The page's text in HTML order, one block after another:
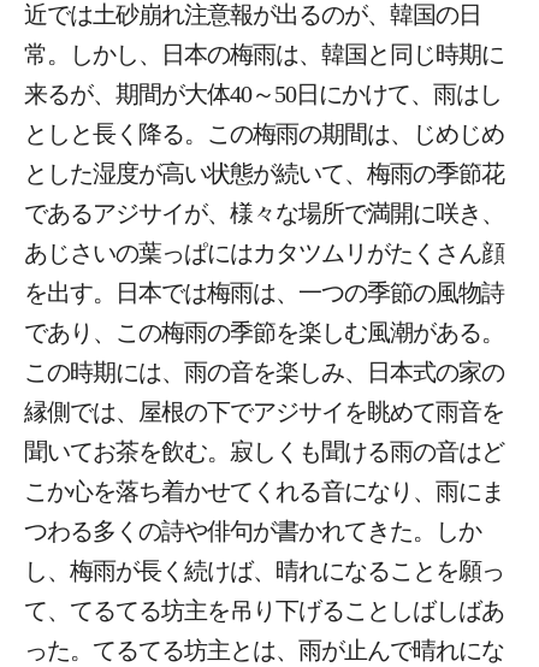
近では土砂崩れ注意報が出るのが、韓国の日
常。しかし、日本の梅雨は、韓国と同じ時期に
来るが、期間が大体40～50日にかけて、雨はし
としと長く降る。この梅雨の期間は、じめじめ
とした湿度が高い状態が続いて、梅雨の季節花
であるアジサイが、様々な場所で満開に咲き、
あじさいの葉っぱにはカタツムリがたくさん顔
を出す。日本では梅雨は、一つの季節の風物詩
であり、この梅雨の季節を楽しむ風潮がある。
この時期には、雨の音を楽しみ、日本式の家の
縁側では、屋根の下でアジサイを眺めて雨音を
聞いてお茶を飲む。寂しくも聞ける雨の音はど
こか心を落ち着かせてくれる音になり、雨にま
つわる多くの詩や俳句が書かれてきた。しか
し、梅雨が長く続けば、晴れになることを願っ
て、てるてる坊主を吊り下げることしばしばあ
った。てるてる坊主とは、雨が止んで晴れにな